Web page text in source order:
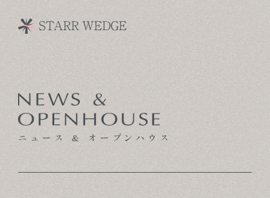
CONCEPT
TECHNOLOGY
ニュース & オープンハウス